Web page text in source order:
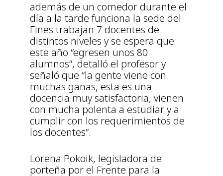
además de un comedor durante el
día a la tarde funciona la sede del
Fines trabajan 7 docentes de
distintos niveles y se espera que
este año “egresen unos 80
alumnos”, detalló el profesor y
señaló que “la gente viene con
muchas ganas, esta es una
docencia muy satisfactoria, vienen
con mucha polenta a estudiar y a
cumplir con los requerimientos de
los docentes”.
Lorena Pokoik, legisladora de
porteña por el Frente para la